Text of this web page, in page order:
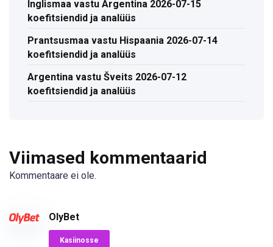
Inglismaa vastu Argentina 2026-07-15
koefitsiendid ja analüüs
Prantsusmaa vastu Hispaania 2026-07-14
koefitsiendid ja analüüs
Argentina vastu Šveits 2026-07-12
koefitsiendid ja analüüs
Viimased kommentaarid
Kommentaare ei ole.
OlyBet
Kasiinosse